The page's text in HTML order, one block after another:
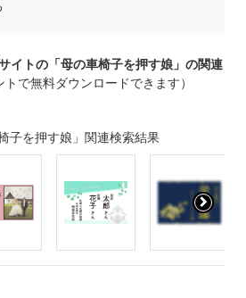
イトの「母の車椅子を押す娘」の関連
トで無料ダウンロードできます）
子を押す娘」関連検索結果